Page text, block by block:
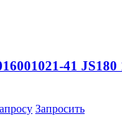
41
Запросить